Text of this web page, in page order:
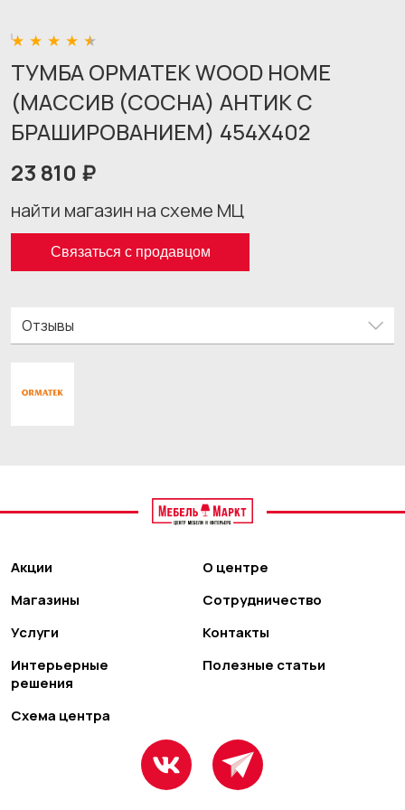
ТУМБА ОРМАТЕК WOOD HOME
(МАССИВ (СОСНА) АНТИК С
БРАШИРОВАНИЕМ) 454X402
23 810 ₽
найти магазин на схеме МЦ
Связаться с продавцом
Отзывы
Акции
Магазины
Услуги
Интерьерные
решения
Схема центра
О центре
Сотрудничество
Контакты
Полезные статьи